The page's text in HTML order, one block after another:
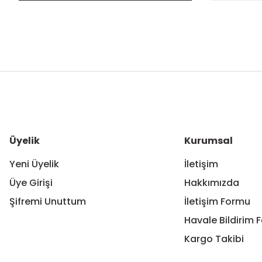
Ürün bilgilerinde hatalar bulunuyor.
Üyelik
Yeni Üyelik
Üye Girişi
Şifremi Unuttum
Kurumsal
İletişim
Hakkımızda
İletişim Formu
Havale Bildirim
Kargo Takibi